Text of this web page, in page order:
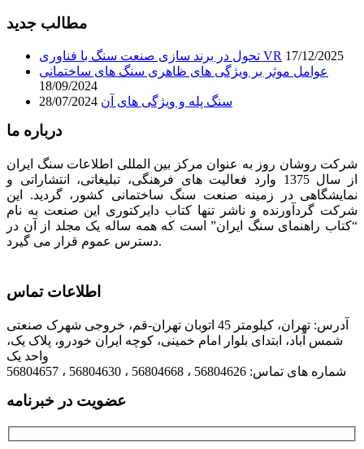
مطالب جدید
تحول در برند سازی صنعت سنگ با فناوری VR 17/12/2025
عوامل موثر بر ویژگی های ظاهری سنگ های ساختمانی
18/09/2024
سنگ پله و ویژگی های آن 28/07/2024
درباره ما
شرکت روشان روز به عنوان مرکز بین المللی اطلاعات سنگ ایران
از سال 1375 وارد فعالیت های فرهنگی، تبلیغاتی، انتشاراتی و
نمایشگاهی در زمینه صنعت سنگ ساختمانی کشور، گردید. این
شرکت گردآورنده و ناشر تنها کتاب دایرکتوری این صنعت به نام
“کتاب راهنمای سنگ ایران” است که همه ساله یک مجلد از آن در
دسترس عموم قرار می گیرد.
اطلاعات تماس
آدرس: تهران، کیلومتر 45 اتوبان تهران-قم، خروجی شهرک صنعتی
شمس آباد، ابتدای بلوار امام خمینی، کوچه ایران خودرو، پلاک یک،
واحد یک
شماره های تماس: 56804626 ، 56804668 ، 56804630 ، 56804657
عضویت در خبرنامه